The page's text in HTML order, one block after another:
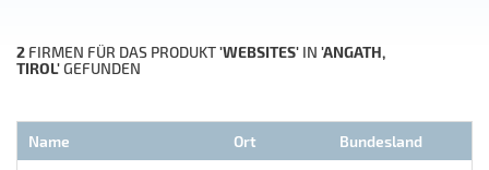
2 FIRMEN FÜR DAS PRODUKT'WEBSITES' IN 'ANGATH,
TIROL'GEFUNDEN
Name Ort Bundesland